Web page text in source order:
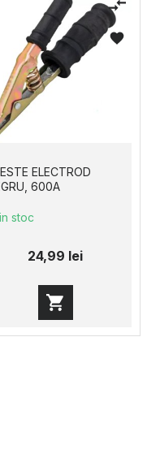
ELECTROD
600A
in stoc
24,99 lei